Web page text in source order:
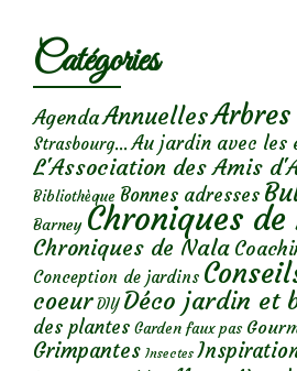
Catégories
AgendaAnnuelles
Strasbourg... Au jardin avec les
L'Association des Amis
Bibliothèque Bonnes adresses
Barney Chroniques
Chroniques de Nala
Conception de jardins
coeur DIY Déco jardin et
des plantes Garden faux pas
Grimpantes Insectes